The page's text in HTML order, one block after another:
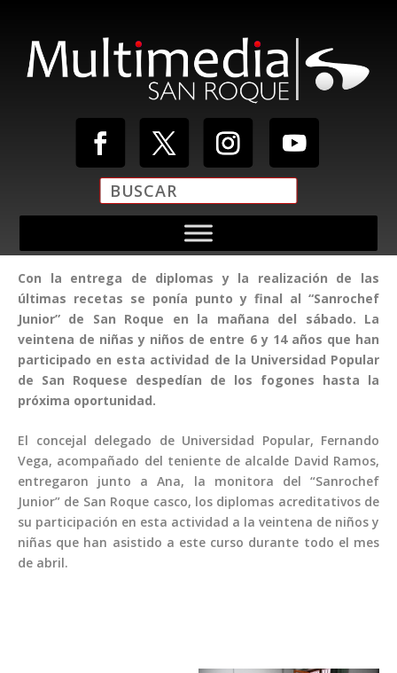
Con la entrega de diplomas y la realización de las
últimas recetas se ponía punto y final al “Sanrochef
Junior” de San Roque en la mañana del sábado. La
veintena de niñas y niños de entre 6 y 14 años que han
participado en esta actividad de la Universidad Popular
de San Roquese despedían de los fogones hasta la
próxima oportunidad.
El concejal delegado de Universidad Popular, Fernando
Vega, acompañado del teniente de alcalde David Ramos,
entregaron junto a Ana, la monitora del “Sanrochef
Junior” de San Roque casco, los diplomas acreditativos de
su participación en esta actividad a la veintena de niños y
niñas que han asistido a este curso durante todo el mes
de abril.